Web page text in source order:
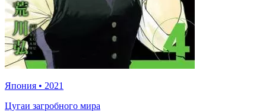
Япония • 2021
Цугаи загробного мира